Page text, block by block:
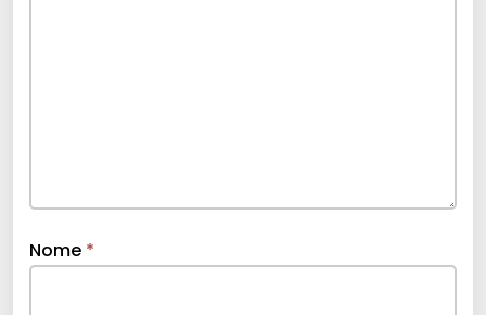
Nome *